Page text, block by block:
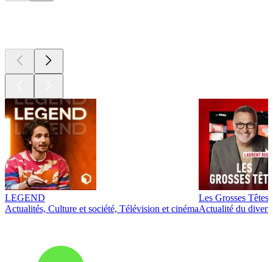
LEGEND
Actualités, Culture et société, Télévision et cinéma
Les Grosses Têtes
Actualité du